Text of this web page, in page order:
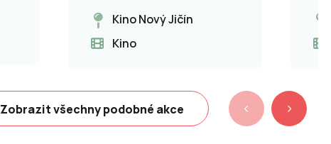
Kino Nový Jičín
Kino
Zobrazit všechny podobné akce